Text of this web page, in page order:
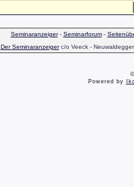
Seminaranzeiger- Seminarforum-
Der Seminaranzeigerc/o Veeck -
Powered by